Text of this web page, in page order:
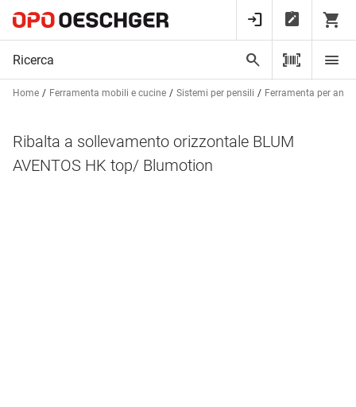
Home Ferramenta mobili e cucine Sistemi per pensili Ferramenta per ante
Ribalta a sollevamento orizzontale BLUM
AVENTOS HK top/ Blumotion